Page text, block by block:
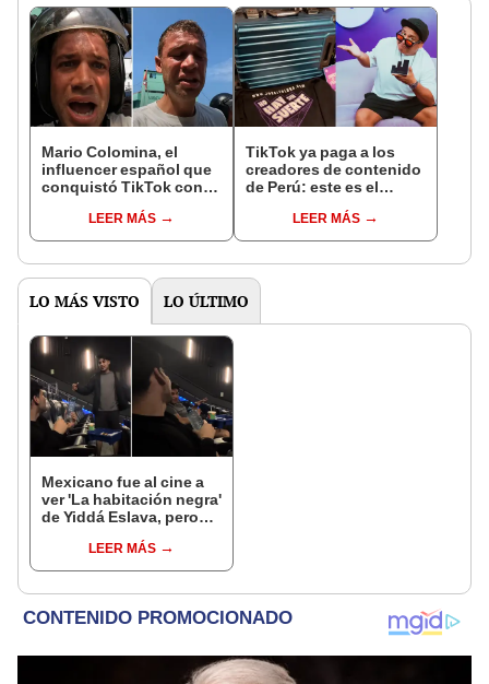
Mario Colomina, el
influencer español que
conquistó TikTok con
"Mi amor nació por la
gastronomía"
LEER MÁS
TikTok ya paga a los
creadores de contenido
de Perú: este es el
llegar a cobrar por 1.000
vistas
LEER MÁS
LO MÁS VISTO LO ÚLTIMO
Mexicano fue al cine a
ver 'La habitación negra'
de Yiddá Eslava, pero
esperaba: "Va diferente
a lo que me imaginaba"
LEER MÁS